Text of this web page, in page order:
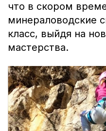
что в скором
минераловодские
класс, выйдя на
мастерства.